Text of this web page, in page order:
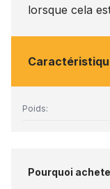
lorsque cela
Poids:
Pourquoi